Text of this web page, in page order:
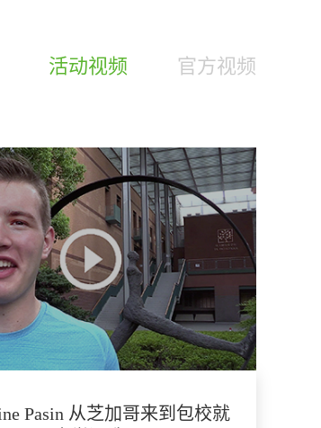
活动视频 官方视频
Pasin 从芝加哥来到包校就